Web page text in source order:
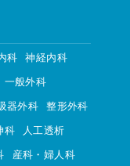
科
神経内科
一般外科
器外科
整形外科
科
人工透析
産科・婦人科